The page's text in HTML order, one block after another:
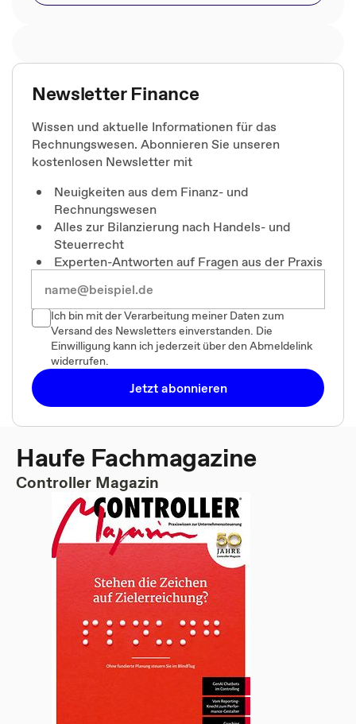
Newsletter Finance
Wissen und aktuelle Informationen für das
Rechnungswesen. Abonnieren Sie unseren
kostenlosen Newsletter mit
Neuigkeiten aus dem Finanz- und
Rechnungswesen
Alles zur Bilanzierung nach Handels- und
Steuerrecht
Experten-Antworten auf Fragen aus der Praxis
Ich bin mit der Verarbeitung meiner Daten zum
Versand des Newsletters einverstanden. Die
Einwilligung kann ich jederzeit über den Abmeldelink
widerrufen.
Jetzt abonnieren
Haufe Fachmagazine
Controller Magazin